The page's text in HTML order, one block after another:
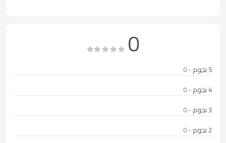
0
5 نجوم
- 0
4 نجوم
- 0
3 نجوم
- 0
2 نجوم
- 0